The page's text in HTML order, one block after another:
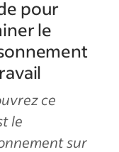
pour
le
ce
le
sur